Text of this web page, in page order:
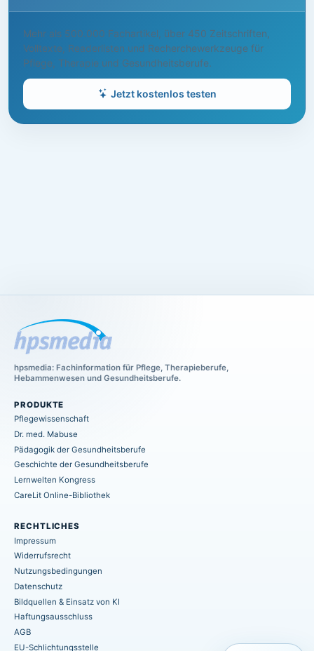
Mehr als 500.000 Fachartikel, über 450 Zeitschriften,
Volltexte, Readerlisten und Recherchewerkzeuge für
Pflege, Therapie und Gesundheitsberufe.
Jetzt kostenlos testen
hpsmedia: Fachinformation für Pflege, Therapieberufe,
Hebammenwesen und Gesundheitsberufe.
PRODUKTE
Pflegewissenschaft
Dr. med. Mabuse
Pädagogik der Gesundheitsberufe
Geschichte der Gesundheitsberufe
Lernwelten Kongress
CareLit Online-Bibliothek
RECHTLICHES
Impressum
Widerrufsrecht
Nutzungsbedingungen
Datenschutz
Bildquellen & Einsatz von KI
Haftungsausschluss
AGB
EU-Schlichtungsstelle